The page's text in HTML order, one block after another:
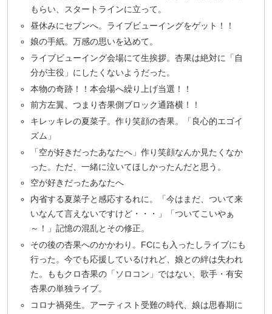
もらい、スタートラインに立って。
昼休みにセブンへ。ライブビューイングをゲット！！
娘の手紙。万感の思いを込めて。
ライブビューイング会場にて生挨拶。杏果は絶対に「自
分が主役」にしたくないようだった。
本物の奇跡！！本会場へ繰り上げ当選！！
前方左翼、つまり杏果側ブロック通路横！！
キレッキレの夏菜子。作り笑顔の杏果。「良心的エゴイ
ズム」
「空が好きだったあなたへ」作り笑顔なんか見たくなか
った。ただ、一緒に泣いてほしかったんだと思う。
空が好きだったあなたへ
内省する夏菜子と感応するれに。「今はまだ、ついて来
いなんて言えないですけど・・・」「ついてこいやぁ
～！」記憶の混乱とその修正。
その後の杏果へのかかわり。FCにも入ったしライブにも
行った。今でも応援しているけれど、娘との絆は失われ
た。ももクロ杏果の「ソロコン」ではない、歌手・有安
杏果の単独ライブ。
コロナ禍発生。アーティスト受難の時代、娘は思春期に